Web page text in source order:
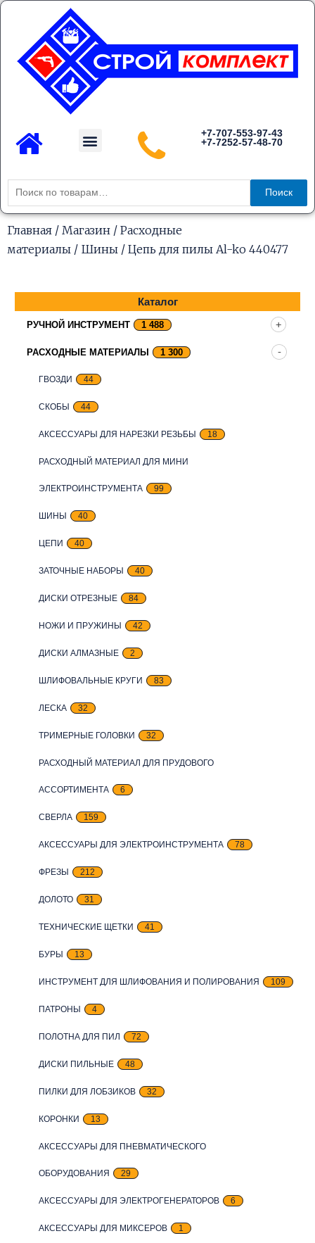
Перейти
содержимому
Menu
+7-707-553-97-43
+7-7252-57-48-70
Искать:
Поиск
Главная / Магазин / Расходные
материалы / Шины / Цепь для пилы Al-ko 440477
Каталог
РУЧНОЙ ИНСТРУМЕНТ 1 488
РАСХОДНЫЕ МАТЕРИАЛЫ 1 300
ГВОЗДИ 44
СКОБЫ 44
АКСЕССУАРЫ ДЛЯ НАРЕЗКИ РЕЗЬБЫ 18
РАСХОДНЫЙ МАТЕРИАЛ ДЛЯ МИНИ
ЭЛЕКТРОИНСТРУМЕНТА 99
ШИНЫ 40
ЦЕПИ 40
ЗАТОЧНЫЕ НАБОРЫ 40
ДИСКИ ОТРЕЗНЫЕ 84
НОЖИ И ПРУЖИНЫ 42
ДИСКИ АЛМАЗНЫЕ 2
ШЛИФОВАЛЬНЫЕ КРУГИ 83
ЛЕСКА 32
ТРИМЕРНЫЕ ГОЛОВКИ 32
РАСХОДНЫЙ МАТЕРИАЛ ДЛЯ ПРУДОВОГО
АССОРТИМЕНТА 6
СВЕРЛА 159
АКСЕССУАРЫ ДЛЯ ЭЛЕКТРОИНСТРУМЕНТА 78
ФРЕЗЫ 212
ДОЛОТО 31
ТЕХНИЧЕСКИЕ ЩЕТКИ 41
БУРЫ 13
ИНСТРУМЕНТ ДЛЯ ШЛИФОВАНИЯ И ПОЛИРОВАНИЯ 109
ПАТРОНЫ 4
ПОЛОТНА ДЛЯ ПИЛ 72
ДИСКИ ПИЛЬНЫЕ 48
ПИЛКИ ДЛЯ ЛОБЗИКОВ 32
КОРОНКИ 13
АКСЕССУАРЫ ДЛЯ ПНЕВМАТИЧЕСКОГО
ОБОРУДОВАНИЯ 29
АКСЕССУАРЫ ДЛЯ ЭЛЕКТРОГЕНЕРАТОРОВ 6
АКСЕССУАРЫ ДЛЯ МИКСЕРОВ 1